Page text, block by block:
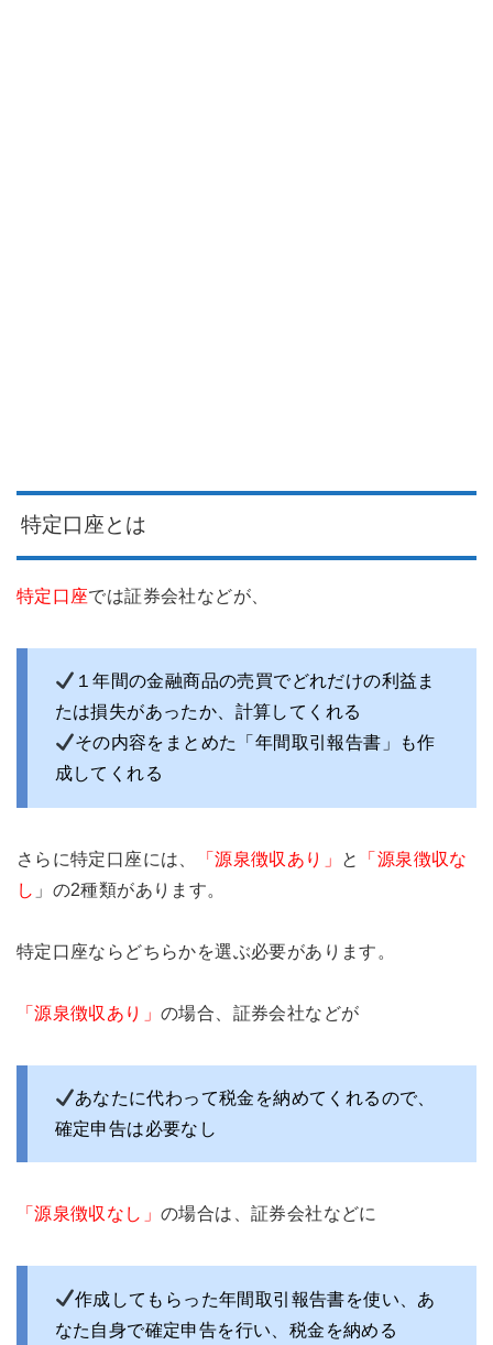
特定口座とは
特定口座では証券会社などが、
１年間の金融商品の売買でどれだけの利益ま
たは損失があったか、計算してくれる
その内容をまとめた「年間取引報告書」も作
成してくれる
さらに特定口座には、 「源泉徴収あり」 と
「源泉徴収な
し 」の2種類があります。
特定口座ならどちらかを選ぶ必要があります。
「源泉徴収あり」の場合、証券会社などが
あなたに代わって税金を納めてくれるので、
確定申告は必要なし
「源泉徴収なし」の場合は、証券会社などに
作成してもらった年間取引報告書を使い、あ
なた自身で確定申告を行い、税金を納める